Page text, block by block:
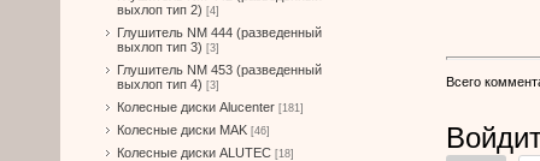
выхлоп тип 2) [4]
Глушитель NM 444 (разведенный
выхлоп тип 3) [3]
Глушитель NM 453 (разведенный
выхлоп тип 4) [3]
Колесные диски Alucenter [181]
Колесные диски MAK [46]
Колесные диски ALUTEC [18]
Всего